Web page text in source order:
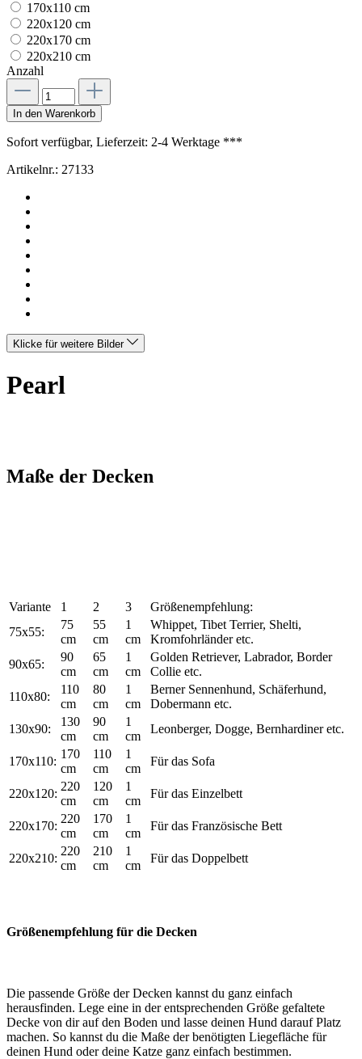
170x110 cm
220x120 cm
220x170 cm
220x210 cm
Anzahl
In den Warenkorb
Sofort verfügbar, Lieferzeit: 2-4 Werktage ***
Artikelnr.: 27133
Klicke für weitere Bilder
Pearl
Maße der Decken
Variante 1 2 3
Größenempfehlung:
75x55:
75
cm
55
cm
1
cm
Whippet, Tibet Terrier, Shelti,
Kromfohrländer etc.
90x65:
90
cm
65
cm
1
cm
Golden Retriever, Labrador, Border
Collie etc.
110x80:
110
cm
80
cm
1
cm
Berner Sennenhund, Schäferhund,
Dobermann etc.
130x90:
130
cm
90
cm
1
cm
Leonberger, Dogge, Bernhardiner etc.
170x110:
170
cm
110
cm
1
cm
Für das Sofa
220x120:
220
cm
120
cm
1
cm
Für das Einzelbett
220x170:
220
cm
170
cm
1
cm
Für das Französische Bett
220x210:
220
cm
210
cm
1
cm
Für das Doppelbett
Größenempfehlung für die Decken
Die passende Größe der Decken kannst du ganz einfach
herausfinden. Lege eine in der entsprechenden Größe gefaltete
Decke von dir auf den Boden und lasse deinen Hund darauf Platz
machen. So kannst du die Maße der benötigten Liegefläche für
deinen Hund oder deine Katze ganz einfach bestimmen.